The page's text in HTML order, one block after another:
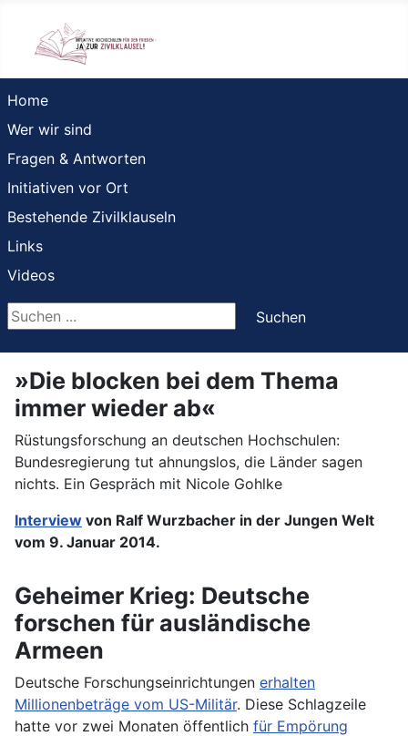
Home
Wer wir sind
Fragen & Antworten
Initiativen vor Ort
Bestehende Zivilklauseln
Links
Videos
Suchen ...
Suchen
»Die blocken bei dem Thema
immer wieder ab«
Rüstungsforschung an deutschen Hochschulen:
Bundesregierung tut ahnungslos, die Länder sagen
nichts. Ein Gespräch mit Nicole Gohlke
Interview von Ralf Wurzbacher in der Jungen Welt
vom 9. Januar 2014.
Geheimer Krieg: Deutsche
forschen für ausländische
Armeen
Deutsche Forschungseinrichtungen erhalten
Millionenbeträge vom US-Militär. Diese Schlagzeile
hatte vor zwei Monaten öffentlich für Empörung